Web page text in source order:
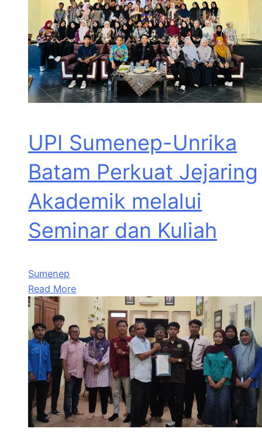
UPI Sumenep-Unrika
Batam Perkuat Jejaring
Akademik melalui
Seminar dan Kuliah
Sumenep
Read More